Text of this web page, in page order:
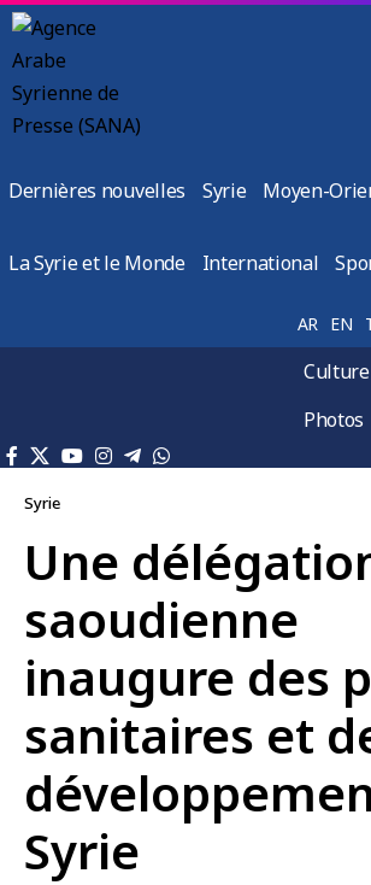
Dernières nouvelles Syrie Moyen-
La Syrie et le Monde International
AR EN
Culture
Photos
Syrie
Une
saoudienne
inaugure des
sanitaires et
Syrie